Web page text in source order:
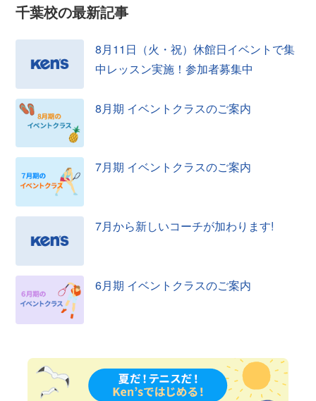
千葉校の最新記事
8月11日（火・祝）休館日イベントで集
中レッスン実施！参加者募集中
8月期 イベントクラスのご案内
7月期 イベントクラスのご案内
7月から新しいコーチが加わります!
6月期 イベントクラスのご案内